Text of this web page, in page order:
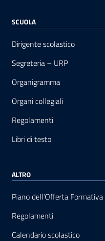
SCUOLA
Dirigente scolastico
Segreteria – URP
Organigramma
Organi collegiali
Regolamenti
Libri di testo
ALTRO
Piano dell’Offerta
Regolamenti
Calendario scolastico